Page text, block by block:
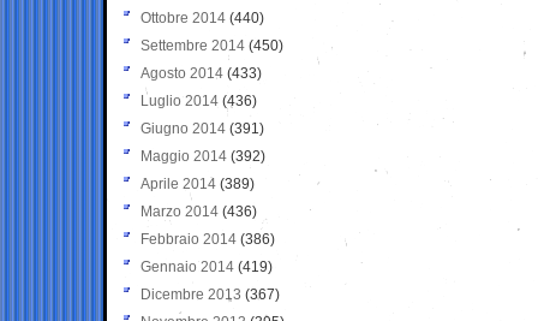
Ottobre 2014 (440)
Settembre 2014 (450)
Agosto 2014 (433)
Luglio 2014 (436)
Giugno 2014 (391)
Maggio 2014 (392)
Aprile 2014 (389)
Marzo 2014 (436)
Febbraio 2014 (386)
Gennaio 2014 (419)
Dicembre 2013 (367)